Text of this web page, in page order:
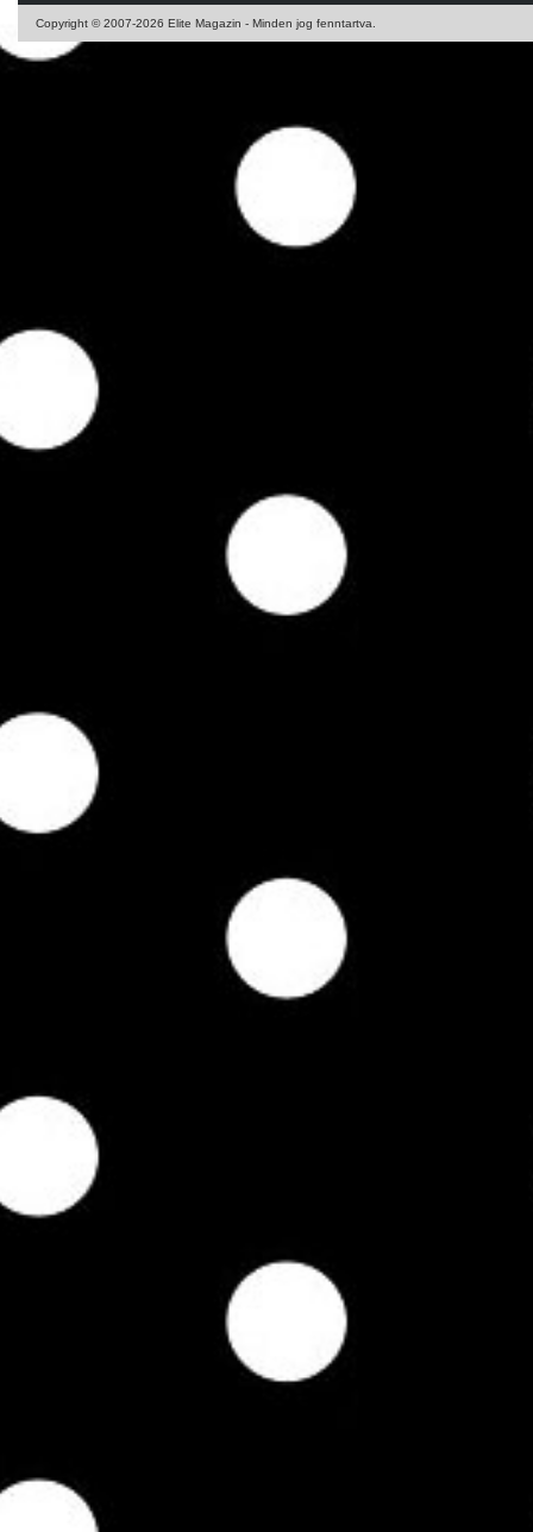
Copyright © 2007-2026 Elite Magazin - Minden jog fenntartva.